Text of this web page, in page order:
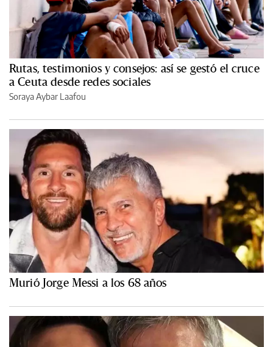
Rutas, testimonios y consejos: así se gestó el cruce
a Ceuta desde redes sociales
Soraya Aybar Laafou
Murió Jorge Messi a los 68 años